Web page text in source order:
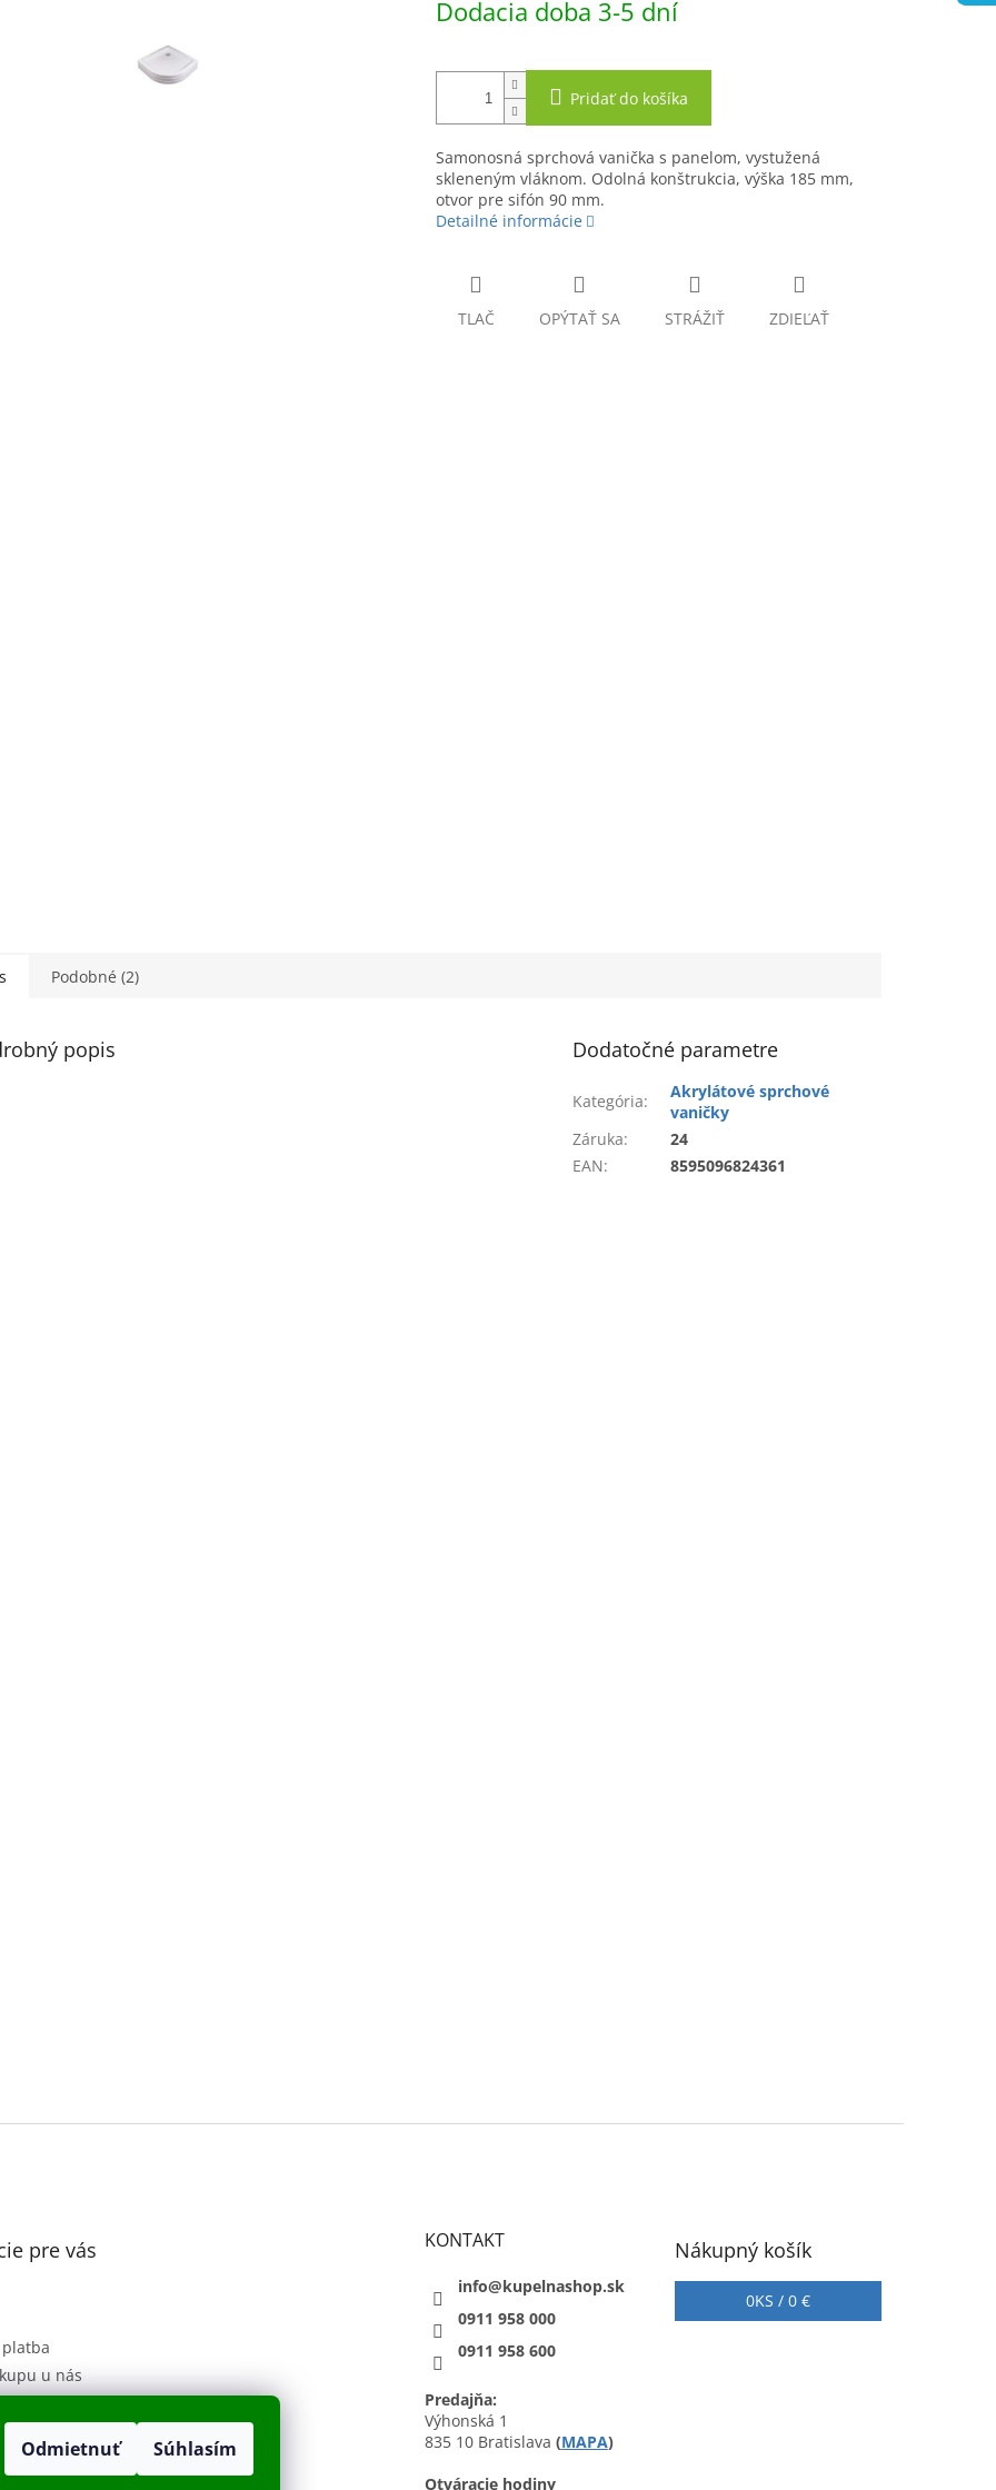
Odmietnuť Súhlasím
cena:
Dodacia doba 3-5 dní
Pridať do košíka
Samonosná sprchová vanička s panelom, vystužená
skleneným vláknom. Odolná konštrukcia, výška 185 mm,
otvor pre sifón 90 mm.
Detailné informácie
TLAČ OPÝTAŤ SA STRÁŽIŤ ZDIEĽAŤ
Podobné (2)
popis Dodatočné parametre
Kategória:
Akrylátové sprchové
vaničky
Záruka:
24
EAN: 8595096824361
pre vás
u nás
údajov
KONTAKT
info@kupelnashop.sk
0911 958 000
0911 958 600
Predajňa:
Výhonská 1
835 10 Bratislava (MAPA)
Otváracie hodiny
Nákupný košík
0KS /0 €